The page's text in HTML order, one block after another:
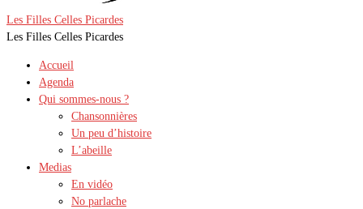
Les Filles Celles Picardes
Les Filles Celles Picardes
Accueil
Agenda
Qui sommes-nous ?
Chansonnières
Un peu d’histoire
L’abeille
Medias
En vidéo
No parlache